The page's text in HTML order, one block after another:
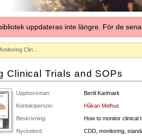
uppdateras inte längre. För de
Clin…
Clinical Trials and SOPs
Upphovsman: Bertil Karlmark
Kontaktperson: Håkan Melhus
Beskrivning: How to monitor clinical
Nyckelord: CDD, monitoring,